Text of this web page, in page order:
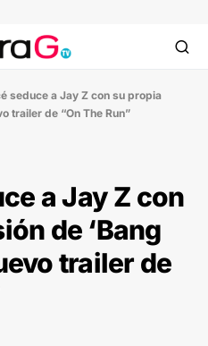
seduce a Jay Z con su propia
trailer de “On The Run”
a Jay Z con
de ‘Bang
trailer de